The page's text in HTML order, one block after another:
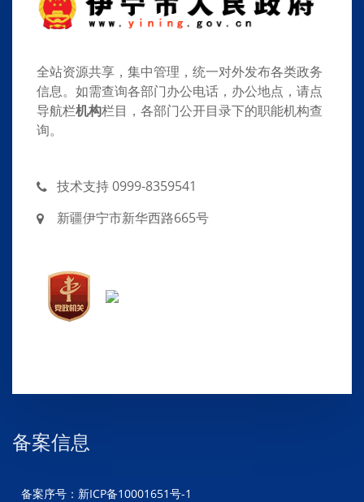
全站资源共享，集中管理，统一对外发布各类政务
信息。如需查询各部门办公电话，办公地点，请点
导航栏机构栏目，各部门公开目录下的职能机构查
询。
技术支持 0999-8359541
新疆伊宁市新华西路665号
备案信息
备案序号：新ICP备10001651号-1